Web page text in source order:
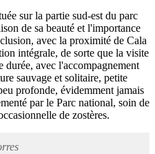
sur la partie sud-est du parc
de sa beauté et l'importance
avec la proximité de Cala
intégrale, de sorte que la visite
durée, avec l'accompagnement
sauvage et solitaire, petite
profonde, évidemment jamais
par le Parc national, soin de
de zostères.